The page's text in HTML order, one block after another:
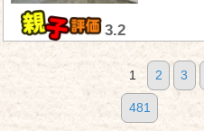
3.2
1 2 3
481